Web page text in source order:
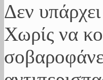
Δεν
Χωρίς να